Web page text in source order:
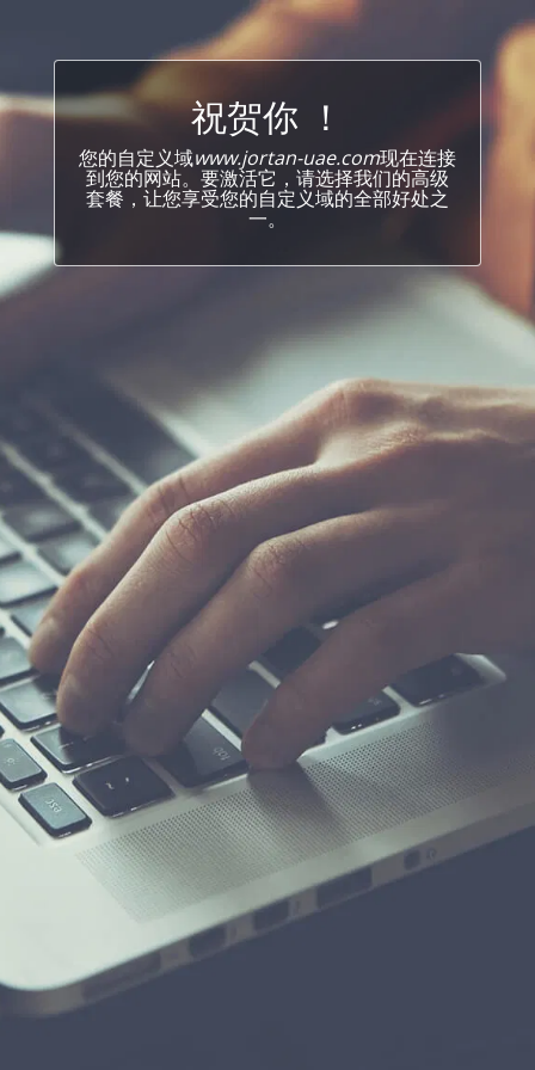
祝贺你 ！
您的自定义域www.jortan-uae.com现在连接
到您的网站。要激活它，请选择我们的高级
套餐，让您享受您的自定义域的全部好处之
一。